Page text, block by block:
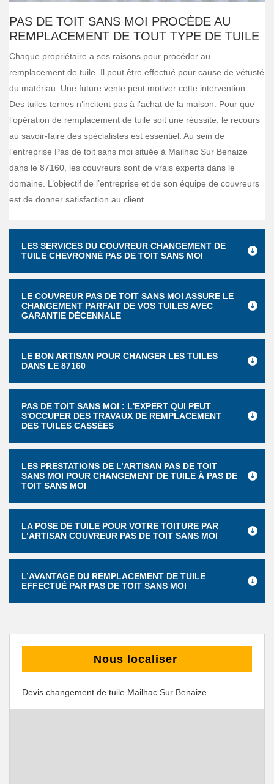
PAS DE TOIT SANS MOI PROCÈDE AU
REMPLACEMENT DE TOUT TYPE DE TUILE
Chaque propriétaire a ses raisons pour procéder au
remplacement de tuile. Il peut être effectué pour cause de vétusté
du matériau. Une future vente peut motiver cette intervention.
Des tuiles ternes n’incitent pas à l’achat de la maison. Pour que
l’opération de remplacement de tuile soit une réussite, le recours
au savoir-faire des spécialistes est essentiel. Au sein de
l’entreprise Pas de toit sans moi située à Mailhac Sur Benaize
dans le 87160, les couvreurs sont de vrais experts dans le
domaine. L’objectif de l’entreprise et de son équipe de couvreurs
est de donner satisfaction au client.
LES SERVICES DU COUVREUR CHANGEMENT DE
TUILE CHEVRONNÉ PAS DE TOIT SANS MOI
LE COUVREUR PAS DE TOIT SANS MOI ASSURE LE
CHANGEMENT PARFAIT DE VOS TUILES AVEC
GARANTIE DÉCENNALE
LE BON ARTISAN POUR CHANGER LES TUILES
DANS LE 87160
PAS DE TOIT SANS MOI : L'EXPERT QUI PEUT
S'OCCUPER DES TRAVAUX DE REMPLACEMENT
DES TUILES CASSÉES
LES PRESTATIONS DE L’ARTISAN PAS DE TOIT
SANS MOI POUR CHANGEMENT DE TUILE À PAS DE
TOIT SANS MOI
LA POSE DE TUILE POUR VOTRE TOITURE PAR
L’ARTISAN COUVREUR PAS DE TOIT SANS MOI
L’AVANTAGE DU REMPLACEMENT DE TUILE
EFFECTUÉ PAR PAS DE TOIT SANS MOI
Nous localiser
Devis changement de tuile Mailhac Sur Benaize